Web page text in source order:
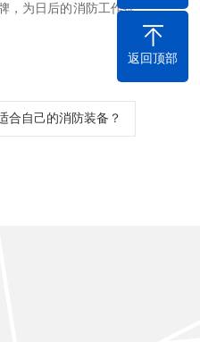
，为日后的消防工作提
合自己的消防装备？
返回顶部